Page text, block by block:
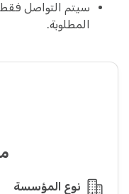
سيتم التواصل
المطلوبة.
نوع المؤسسة